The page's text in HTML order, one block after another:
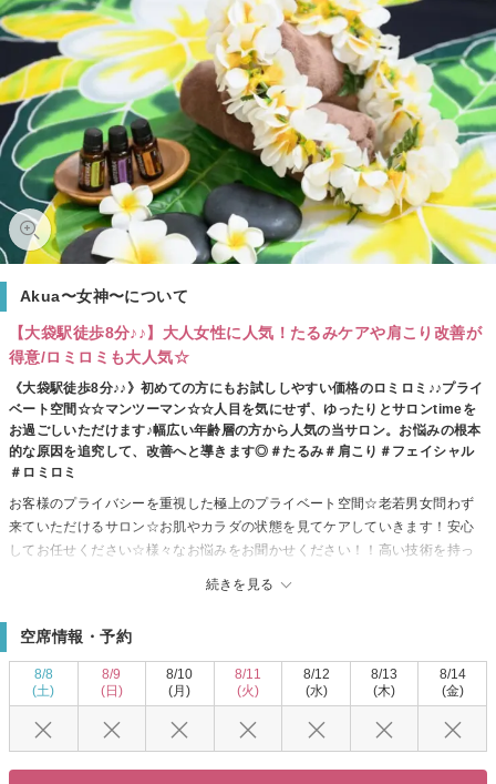
Akua〜女神〜について
【大袋駅徒歩8分♪♪】大人女性に人気！たるみケアや肩こり改善が
得意/ロミロミも大人気☆
《大袋駅徒歩8分♪♪》初めての方にもお試ししやすい価格のロミロミ♪♪プライ
ベート空間☆☆マンツーマン☆☆人目を気にせず、ゆったりとサロンtimeを
お過ごしいただけます♪幅広い年齢層の方から人気の当サロン。お悩みの根本
的な原因を追究して、改善へと導きます◎＃たるみ＃肩こり＃フェイシャル
＃ロミロミ
続きを見る
お客様のプライバシーを重視した極上のプライベート空間☆老若男女問わず
来ていただけるサロン☆お肌やカラダの状態を見てケアしていきます！安心
してお任せください☆様々なお悩みをお聞かせください！！高い技術を持っ
空席情報・予約
8/8
(土)
8/9
(日)
8/10
(月)
8/11
(火)
8/12
(水)
8/13
(木)
8/14
(金)